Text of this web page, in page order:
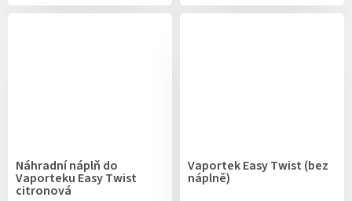
Náhradní náplň do
Vaporteku Easy Twist
citronová
Vaportek Easy Twist (bez
náplně)